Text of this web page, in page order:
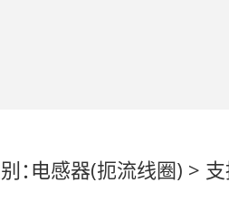
：电感器(扼流线圈) >